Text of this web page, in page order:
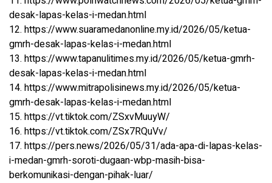
desak-lapas-kelas-i-medan.html
12. https://www.suaramedanonline.my.id/2026/05/ketua-
gmrh-desak-lapas-kelas-i-medan.html
13. https://www.tapanulitimes.my.id/2026/05/ketua-gmrh-
desak-lapas-kelas-i-medan.html
14. https://www.mitrapolisinews.my.id/2026/05/ketua-
gmrh-desak-lapas-kelas-i-medan.html
15. https://vt.tiktok.com/ZSxvMuuyW/
16. https://vt.tiktok.com/ZSx7RQuVv/
17. https://pers.news/2026/05/31/ada-apa-di-lapas-kelas-
i-medan-gmrh-soroti-dugaan-wbp-masih-bisa-
berkomunikasi-dengan-pihak-luar/